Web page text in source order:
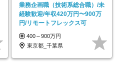
業務企画職（技術系総合職）/未
経験歓迎/年収420万円〜900万
円/リモートフレックス可
400～900万円
東京都_千葉県